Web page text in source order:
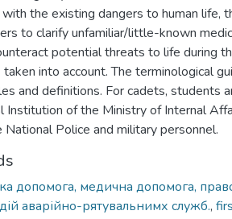
the existing dangers to human life,
to clarify unfamiliar/little-known
potential threats to life during
into account. The terminological
and definitions. For cadets, students
Institution of the Ministry of Internal
National Police and military personnel.
допомога, медична допомога,
аварійно-рятувальнимх служб.,